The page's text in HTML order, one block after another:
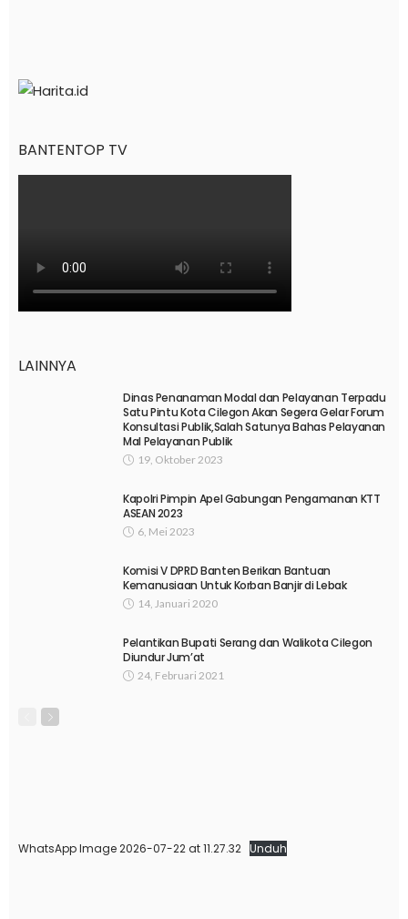
BANTENTOP TV
LAINNYA
Dinas Penanaman Modal dan Pelayanan Terpadu
Satu Pintu Kota Cilegon Akan Segera Gelar Forum
Konsultasi Publik,Salah Satunya Bahas Pelayanan
Mal Pelayanan Publik
19, Oktober 2023
Kapolri Pimpin Apel Gabungan Pengamanan KTT
ASEAN 2023
6, Mei 2023
Komisi V DPRD Banten Berikan Bantuan
Kemanusiaan Untuk Korban Banjir di Lebak
14, Januari 2020
Pelantikan Bupati Serang dan Walikota Cilegon
Diundur Jum’at
24, Februari 2021
WhatsApp Image 2026-07-22 at 11.27.32 Unduh